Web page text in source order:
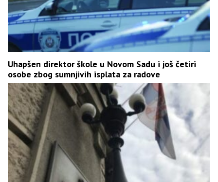
Uhapšen direktor škole u Novom Sadu i još četiri
osobe zbog sumnjivih isplata za radove